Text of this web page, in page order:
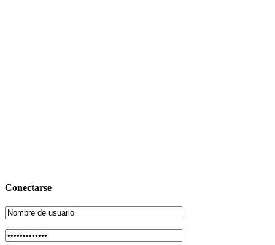
Conectarse